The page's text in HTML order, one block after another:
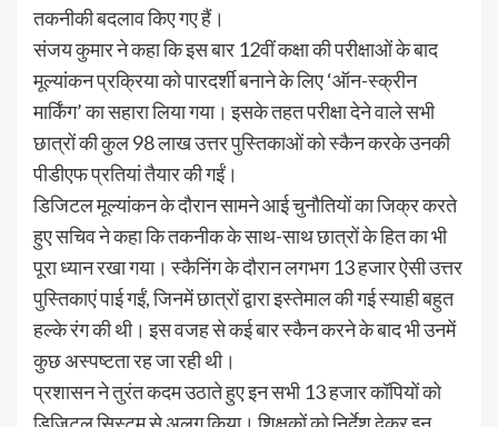
तकनीकी बदलाव किए गए हैं।
संजय कुमार ने कहा कि इस बार 12वीं कक्षा की परीक्षाओं के बाद
मूल्यांकन प्रक्रिया को पारदर्शी बनाने के लिए ‘ऑन-स्क्रीन
मार्किंग’ का सहारा लिया गया। इसके तहत परीक्षा देने वाले सभी
छात्रों की कुल 98 लाख उत्तर पुस्तिकाओं को स्कैन करके उनकी
पीडीएफ प्रतियां तैयार की गईं।
डिजिटल मूल्यांकन के दौरान सामने आई चुनौतियों का जिक्र करते
हुए सचिव ने कहा कि तकनीक के साथ-साथ छात्रों के हित का भी
पूरा ध्यान रखा गया। स्कैनिंग के दौरान लगभग 13 हजार ऐसी उत्तर
पुस्तिकाएं पाई गईं, जिनमें छात्रों द्वारा इस्तेमाल की गई स्याही बहुत
हल्के रंग की थी। इस वजह से कई बार स्कैन करने के बाद भी उनमें
कुछ अस्पष्टता रह जा रही थी।
प्रशासन ने तुरंत कदम उठाते हुए इन सभी 13 हजार कॉपियों को